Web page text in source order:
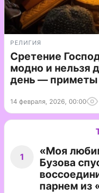
РЕЛИГИЯ
Сретение
модно и нельзя
день — приметы
14 февраля, 2026, 00:00
1
«Моя
Бузова
парнем